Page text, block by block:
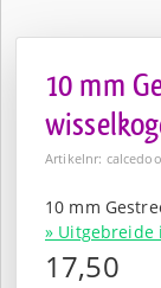
10 mm
Artikelnr:
10 mm
»
17,50